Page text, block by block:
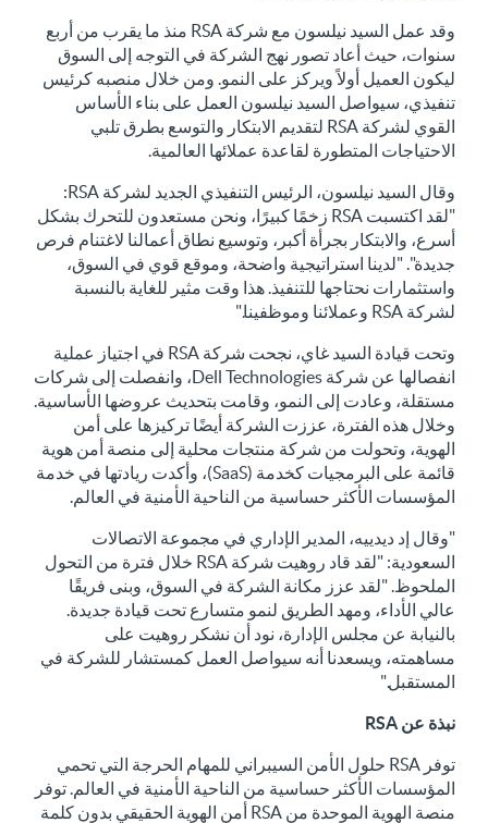
وقد عمل السيد نيلسون مع شركة RSA منذ ما يقرب من أربع
سنوات، حيث أعاد تصور نهج الشركة في التوجه إلى السوق
ليكون العميل أولاً ويركز على النمو. ومن خلال منصبه كرئيس
تنفيذي، سيواصل السيد نيلسون العمل على بناء الأساس
القوي لشركة RSA لتقديم الابتكار والتوسع بطرق تلبي
الاحتياجات المتطورة لقاعدة عملائها العالمية.
وقال السيد نيلسون، الرئيس التنفيذي الجديد لشركة RSA:
"لقد اكتسبت RSA زخمًا كبيرًا، ونحن مستعدون للتحرك بشكل
أسرع، والابتكار بجرأة أكبر، وتوسيع نطاق أعمالنا لاغتنام فرص
جديدة". "لدينا استراتيجية واضحة، وموقع قوي في السوق،
واستثمارات نحتاجها للتنفيذ. هذا وقت مثير للغاية بالنسبة
لشركة RSA وعملائنا وموظفينا."
وتحت قيادة السيد غاي، نجحت شركة RSA في اجتياز عملية
انفصالها عن شركة Dell Technologies، وانفصلت إلى شركات
مستقلة، وعادت إلى النمو، وقامت بتحديث عروضها الأساسية.
وخلال هذه الفترة، عززت الشركة أيضًا تركيزها على أمن
الهوية، وتحولت من شركة منتجات محلية إلى منصة أمن هوية
قائمة على البرمجيات كخدمة (SaaS)، وأكدت ريادتها في خدمة
المؤسسات الأكثر حساسية من الناحية الأمنية في العالم.
"وقال إد ديدييه، المدير الإداري في مجموعة الاتصالات
السعودية: "لقد قاد روهيت شركة RSA خلال فترة من التحول
الملحوظ. "لقد عزز مكانة الشركة في السوق، وبنى فريقًا
عالي الأداء، ومهد الطريق لنمو متسارع تحت قيادة جديدة.
بالنيابة عن مجلس الإدارة، نود أن نشكر روهيت على
مساهمته، ويسعدنا أنه سيواصل العمل كمستشار للشركة في
المستقبل."
نبذة عن RSA
توفر RSA حلول الأمن السيبراني للمهام الحرجة التي تحمي
المؤسسات الأكثر حساسية من الناحية الأمنية في العالم. توفر
منصة الهوية الموحدة من RSA أمن الهوية الحقيقي بدون كلمة